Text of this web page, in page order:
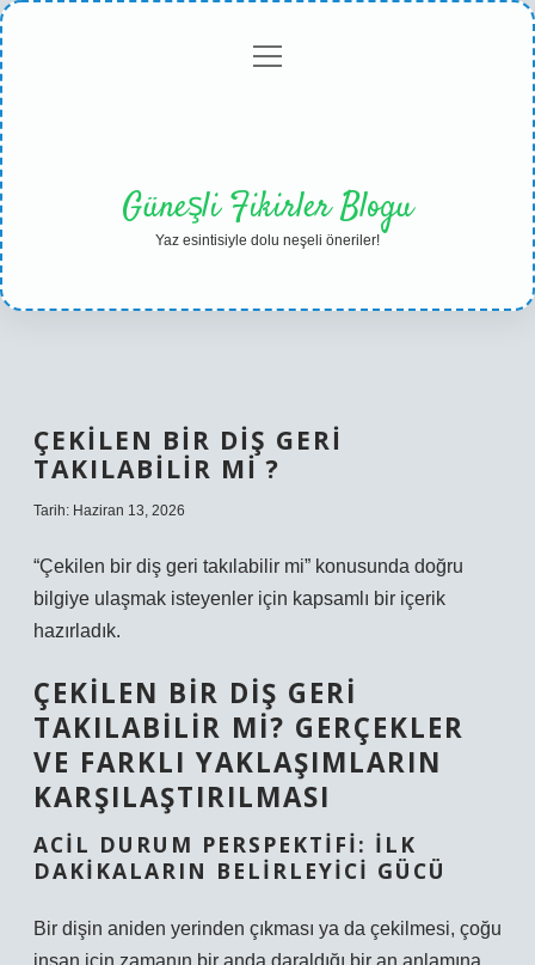
Gizlilikmenüyü
Güneşli Fikirler Blogu
Yaz esintisiyle dolu neşeli öneriler!
ÇEKILEN BIR DIŞ GERI
TAKILABILIR MI ?
Tarih: Haziran 13, 2026
“Çekilen bir diş geri takılabilir mi” konusunda doğru
bilgiye ulaşmak isteyenler için kapsamlı bir içerik
hazırladık.
ÇEKILEN BIR DIŞ GERI
TAKILABILIR MI? GERÇEKLER
VE FARKLI YAKLAŞIMLARIN
KARŞILAŞTIRILMASI
ACIL DURUM PERSPEKTIFI: ILK
DAKIKALARIN BELIRLEYICI GÜCÜ
Bir dişin aniden yerinden çıkması ya da çekilmesi, çoğu
insan için zamanın bir anda daraldığı bir an anlamına